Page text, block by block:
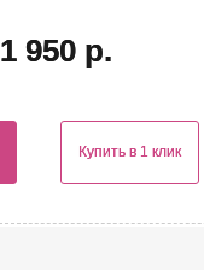
1 950 р.
Купить в 1 клик